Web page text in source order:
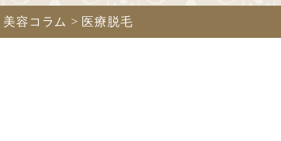
美容コラム > 医療脱毛